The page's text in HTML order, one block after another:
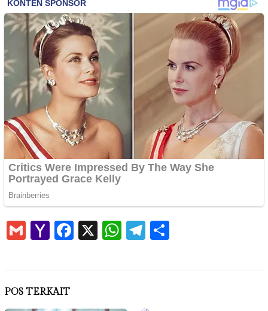
GmailYahooFacebook
X WhatsApp
Telegram
POS TERKAIT